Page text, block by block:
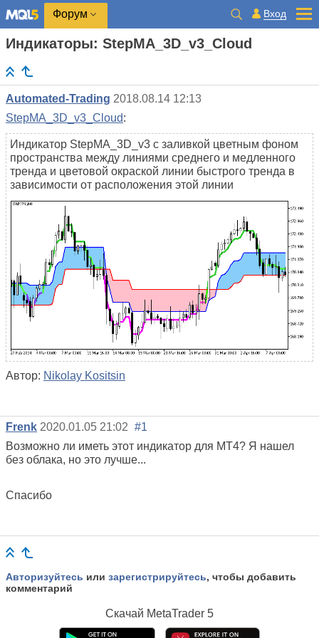
Форум Вход
Индикаторы: StepMA_3D_v3_Cloud
Automated-Trading 2018.08.14 12:13
StepMA_3D_v3_Cloud:
Индикатор StepMA_3D_v3 с заливкой цветным фоном
пространства между линиями среднего и медленного
тренда и цветовой окраской линии быстрого тренда в
зависимости от расположения этой линии
Автор: Nikolay Kositsin
Frenk 2020.01.05 21:02 #1
Возможно ли иметь этот индикатор для MT4? Я нашел
без облака, но это лучше...
Спасибо
Авторизуйтесь или зарегистрируйтесь, чтобы добавить
комментарий
Скачай MetaTrader 5